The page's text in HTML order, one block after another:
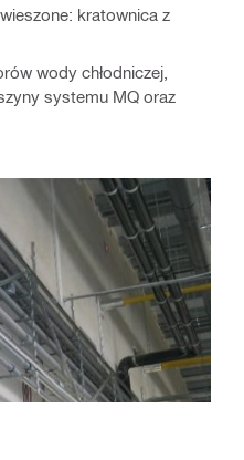
kratownica z
wody chłodniczej,
systemu MQ oraz